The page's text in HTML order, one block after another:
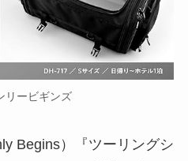
リービギンズ
Begins）『ツーリングシ